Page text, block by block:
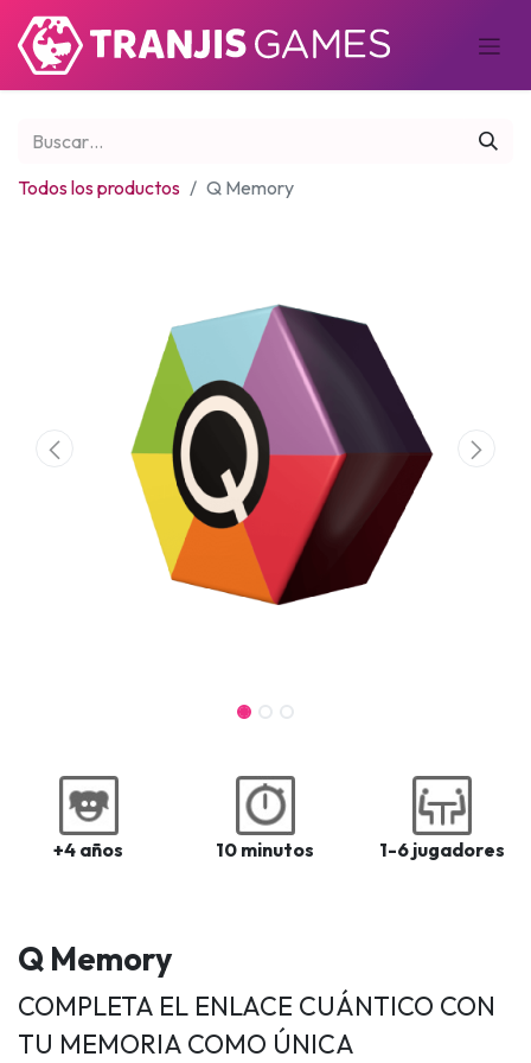
Todos los productos Q Memory
+4 años 10 minutos 1-6 jugadores
Q Memory
COMPLETA EL ENLACE CUÁNTICO CON
TU MEMORIA COMO ÚNICA